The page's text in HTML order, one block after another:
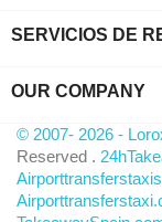
SERVICIOS DE
OUR COMPANY
© 2007- 2026 -
Reserved .